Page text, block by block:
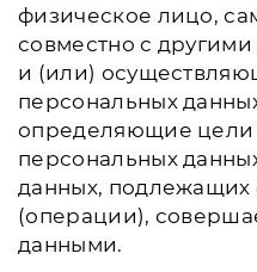
физическое лицо,
совместно с
и (или)
персональных
определяющие цели
персональных
данных, подлежащих
(операции),
данными.